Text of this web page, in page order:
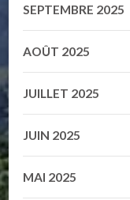
SEPTEMBRE 2025
AOÛT 2025
JUILLET 2025
JUIN 2025
MAI 2025